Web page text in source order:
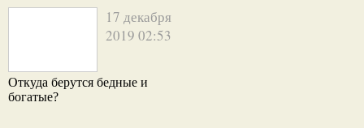
17 декабря
2019 02:53
Откуда берутся бедные и
богатые?